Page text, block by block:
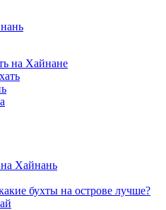
на Хайнане
Хайнань
бухты на острове лучше?